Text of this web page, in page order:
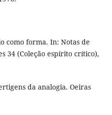
como forma. In: Notas de
34 (Coleção espírito crítico),
da analogia. Oeiras